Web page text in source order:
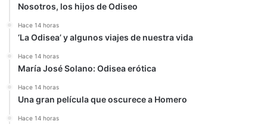
Nosotros, los hijos de Odiseo
Hace 14 horas
‘La Odisea’ y algunos viajes de nuestra vida
Hace 14 horas
María José Solano: Odisea erótica
Hace 14 horas
Una gran película que oscurece a Homero
Hace 14 horas